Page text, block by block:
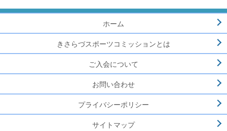
ホーム
きさらづスポーツコミッションとは
ご入会について
お問い合わせ
プライバシーポリシー
サイトマップ